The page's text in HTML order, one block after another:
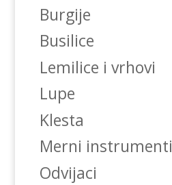
Burgije
Busilice
Lemilice i vrhovi
Lupe
Klesta
Merni instrumenti
Odvijaci